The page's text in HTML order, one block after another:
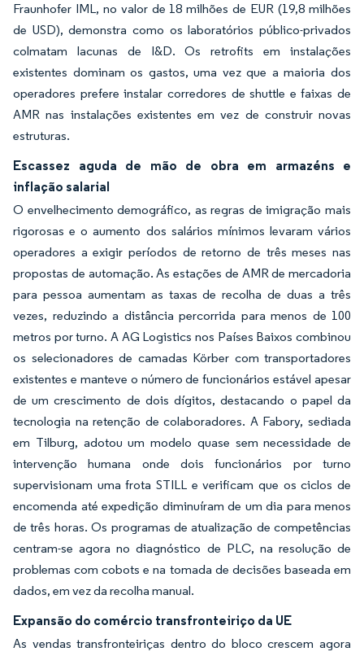
Fraunhofer IML, no valor de 18 milhões de EUR (19,8 milhões
de USD), demonstra como os laboratórios público-privados
colmatam lacunas de I&D. Os retrofits em instalações
existentes dominam os gastos, uma vez que a maioria dos
operadores prefere instalar corredores de shuttle e faixas de
AMR nas instalações existentes em vez de construir novas
estruturas.
Escassez aguda de mão de obra em armazéns e
inflação salarial
O envelhecimento demográfico, as regras de imigração mais
rigorosas e o aumento dos salários mínimos levaram vários
operadores a exigir períodos de retorno de três meses nas
propostas de automação. As estações de AMR de mercadoria
para pessoa aumentam as taxas de recolha de duas a três
vezes, reduzindo a distância percorrida para menos de 100
metros por turno. A AG Logistics nos Países Baixos combinou
os selecionadores de camadas Körber com transportadores
existentes e manteve o número de funcionários estável apesar
de um crescimento de dois dígitos, destacando o papel da
tecnologia na retenção de colaboradores. A Fabory, sediada
em Tilburg, adotou um modelo quase sem necessidade de
intervenção humana onde dois funcionários por turno
supervisionam uma frota STILL e verificam que os ciclos de
encomenda até expedição diminuíram de um dia para menos
de três horas. Os programas de atualização de competências
centram-se agora no diagnóstico de PLC, na resolução de
problemas com cobots e na tomada de decisões baseada em
dados, em vez da recolha manual.
Expansão do comércio transfronteiriço da UE
As vendas transfronteiriças dentro do bloco crescem agora